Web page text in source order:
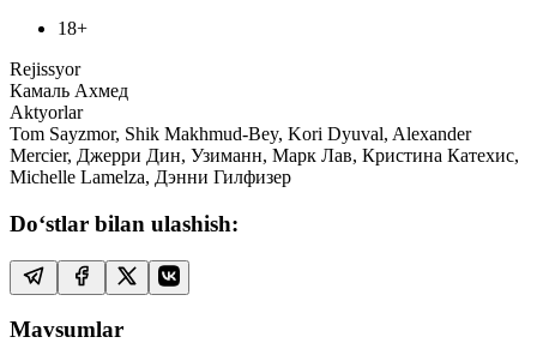
18+
Rejissyor
Камаль Ахмед
Aktyorlar
Tom Sayzmor, Shik Makhmud-Bey, Kori Dyuval, Alexander
Mercier, Джерри Дин, Узиманн, Марк Лав, Кристина Катехис,
Michelle Lamelza, Дэнни Гилфизер
Do‘stlar bilan ulashish:
Mavsumlar